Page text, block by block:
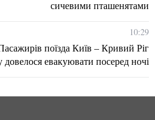
сичевими пташенятами
10:29
поїзда Київ – Кривий Ріг
довелося евакуювати посеред ночі